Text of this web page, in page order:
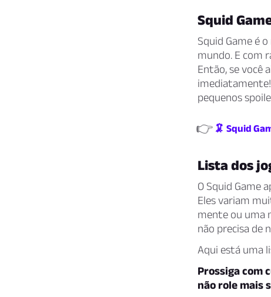
Squid
Squid Game é
mundo. E com
Então, se você
pequenos
👉 🦑 Squid
Lista dos
O Squid Game
Eles variam
mente ou uma
não precisa de
Aqui está uma
Prossiga com
não role mais